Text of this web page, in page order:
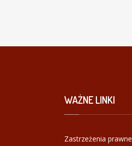
WAŻNELINKI
Zastrzeżenia prawne